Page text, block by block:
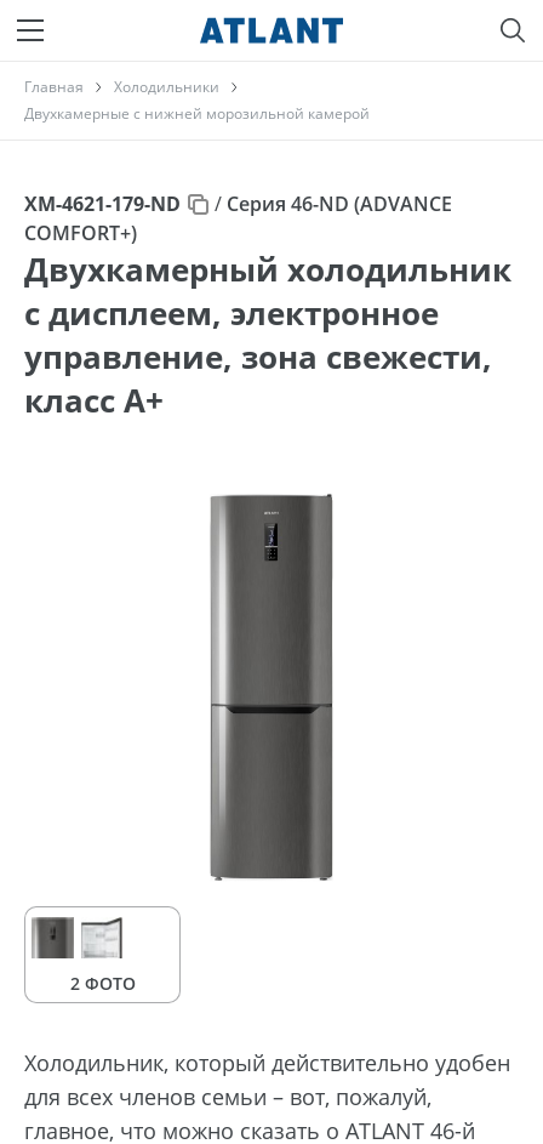
Главная
Холодильники
Двухкамерные с нижней морозильной камерой
ХМ-4621-179-ND / Серия 46-ND (ADVANCE
COMFORT+)
Двухкамерный холодильник
с дисплеем, электронное
управление, зона свежести,
класс A+
2 ФОТО
Холодильник, который действительно удобен
для всех членов семьи – вот, пожалуй,
главное, что можно сказать о ATLANT 46-й